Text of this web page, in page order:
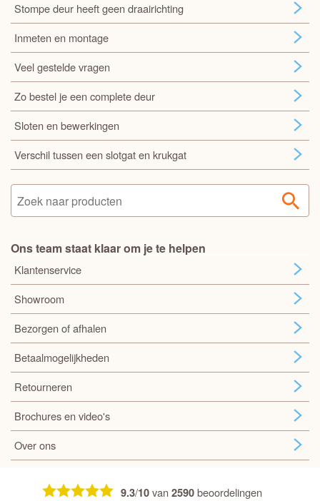
Stompe deur heeft geen draairichting
Inmeten en montage
Veel gestelde vragen
Zo bestel je een complete deur
Sloten en bewerkingen
Verschil tussen een slotgat en krukgat
Ons team staat klaar om je te helpen
Klantenservice
Showroom
Bezorgen of afhalen
Betaalmogelijkheden
Retourneren
Brochures en video's
Over ons
9.3/10van2590beoordelingen